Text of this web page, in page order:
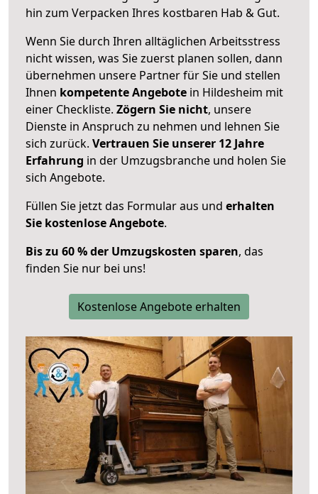
hin zum Verpacken Ihres kostbaren Hab & Gut.
Wenn Sie durch Ihren alltäglichen Arbeitsstress
nicht wissen, was Sie zuerst planen sollen, dann
übernehmen unsere Partner für Sie und stellen
Ihnen kompetente Angebote in Hildesheim mit
einer Checkliste. Zögern Sie nicht, unsere
Dienste in Anspruch zu nehmen und lehnen Sie
sich zurück. Vertrauen Sie unserer 12 Jahre
Erfahrung in der Umzugsbranche und holen Sie
sich Angebote.
Füllen Sie jetzt das Formular aus und erhalten
Sie kostenlose Angebote.
Bis zu 60 % der Umzugskosten sparen, das
finden Sie nur bei uns!
Kostenlose Angebote erhalten